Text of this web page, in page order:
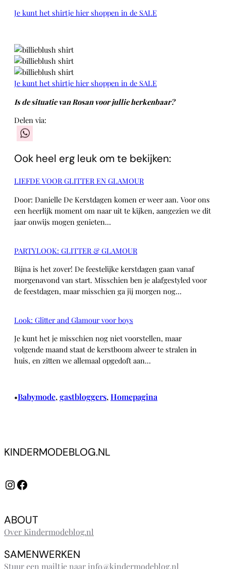
Je kunt het shirtje hier shoppen in de SALE
Je kunt het shirtje hier shoppen in de SALE
Is de situatie van Rosan voor jullie herkenbaar?
Delen via:
Ook heel erg leuk om te bekijken:
LIEFDE VOOR GLITTER EN GLAMOUR
Door: Danielle De Kerstdagen komen er weer aan. Voor ons
een heerlijk moment om naar uit te kijken, aangezien we dit
jaar onwijs mogen genieten…
PARTYLOOK: GLITTER & GLAMOUR
Bijna is het zover! De feestelijke kerstdagen gaan vanaf
morgenavond van start. Misschien ben je alafgestyled voor
de feestdagen, maar misschien ga jij morgen nog…
Look: Glitter and Glamour voor boys
Je kunt het je misschien nog niet voorstellen, maar
volgende maand staat de kerstboom alweer te stralen in
huis, en zitten we allemaal opgedoft aan…
•Babymode, gastbloggers, Homepagina
KINDERMODEBLOG.NL
InstagramFacebook
ABOUT
Over Kindermodeblog.nl
SAMENWERKEN
Stuur een mailtje naar info@kindermodeblog.nl